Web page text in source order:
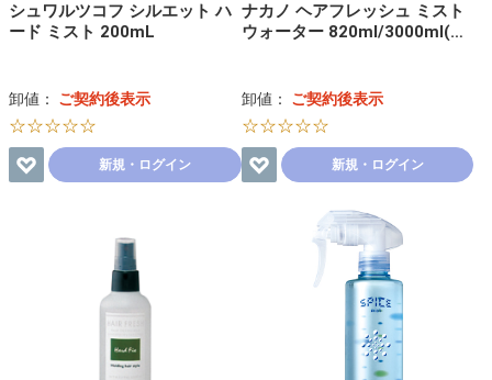
シュワルツコフ シルエット ハ
ード ミスト 200mL
卸値： ご契約後表示
☆☆☆☆☆
新規・ログイン
ナカノ ヘアフレッシュ ミスト
ウォーター 820ml/3000ml(…
卸値： ご契約後表示
☆☆☆☆☆
新規・ログイン